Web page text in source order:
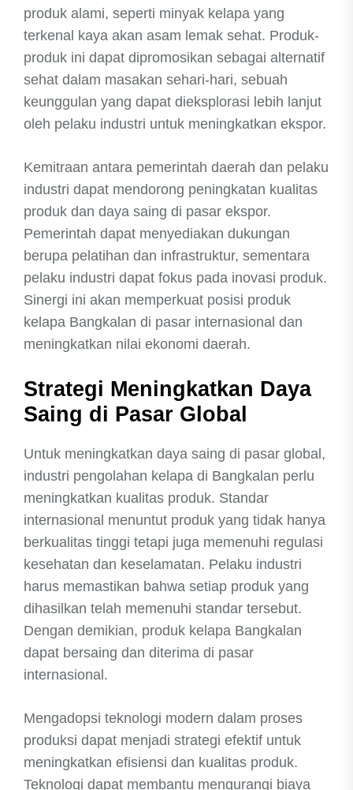
produk alami, seperti minyak kelapa yang
terkenal kaya akan asam lemak sehat. Produk-
produk ini dapat dipromosikan sebagai alternatif
sehat dalam masakan sehari-hari, sebuah
keunggulan yang dapat dieksplorasi lebih lanjut
oleh pelaku industri untuk meningkatkan ekspor.
Kemitraan antara pemerintah daerah dan pelaku
industri dapat mendorong peningkatan kualitas
produk dan daya saing di pasar ekspor.
Pemerintah dapat menyediakan dukungan
berupa pelatihan dan infrastruktur, sementara
pelaku industri dapat fokus pada inovasi produk.
Sinergi ini akan memperkuat posisi produk
kelapa Bangkalan di pasar internasional dan
meningkatkan nilai ekonomi daerah.
Strategi Meningkatkan Daya
Saing di Pasar Global
Untuk meningkatkan daya saing di pasar global,
industri pengolahan kelapa di Bangkalan perlu
meningkatkan kualitas produk. Standar
internasional menuntut produk yang tidak hanya
berkualitas tinggi tetapi juga memenuhi regulasi
kesehatan dan keselamatan. Pelaku industri
harus memastikan bahwa setiap produk yang
dihasilkan telah memenuhi standar tersebut.
Dengan demikian, produk kelapa Bangkalan
dapat bersaing dan diterima di pasar
internasional.
Mengadopsi teknologi modern dalam proses
produksi dapat menjadi strategi efektif untuk
meningkatkan efisiensi dan kualitas produk.
Teknologi dapat membantu mengurangi biaya